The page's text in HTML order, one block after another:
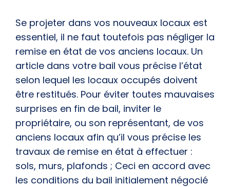
Se projeter dans vos nouveaux locaux est
essentiel, il ne faut toutefois pas négliger la
remise en état de vos anciens locaux. Un
article dans votre bail vous précise l’état
selon lequel les locaux occupés doivent
être restitués. Pour éviter toutes mauvaises
surprises en fin de bail, inviter le
propriétaire, ou son représentant, de vos
anciens locaux afin qu’il vous précise les
travaux de remise en état à effectuer :
sols, murs, plafonds ; Ceci en accord avec
les conditions du bail initialement négocié